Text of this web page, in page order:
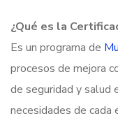
¿Qué es la
Es un programa de
procesos de mejora
de seguridad y salud
necesidades de cada